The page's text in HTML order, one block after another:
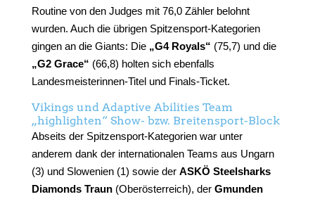
Routine von den Judges mit 76,0 Zähler belohnt
wurden. Auch die übrigen Spitzensport-Kategorien
gingen an die Giants: Die „G4 Royals“ (75,7) und die
„G2 Grace“ (66,8) holten sich ebenfalls
Landesmeisterinnen-Titel und Finals-Ticket.
Vikings und Adaptive Abilities Team
„highlighten“ Show- bzw. Breitensport-Block
Abseits der Spitzensport-Kategorien war unter
anderem dank der internationalen Teams aus Ungarn
(3) und Slowenien (1) sowie der ASKÖ Steelsharks
Diamonds Traun(Oberösterreich), der Gmunden